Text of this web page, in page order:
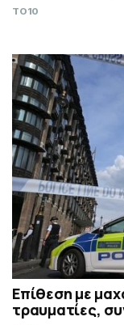
TO10
Επίθεση με
τραυματίες,